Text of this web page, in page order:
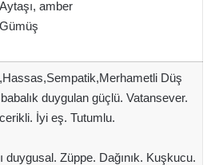
Aytaşı, amber
Gümüş
Düş
duygulan güçlü. Vatansever.
İyi eş. Tutumlu.
duygusal. Züppe. Dağınık. Kuşkucu.